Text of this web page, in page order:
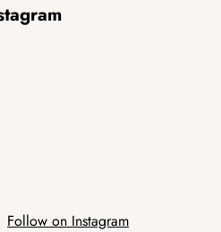
Follow on Instagram